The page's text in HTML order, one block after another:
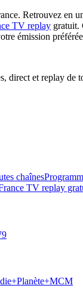
Retrouvez en
TV replay gratuit.
émission
direct et replay de
chaînes
TV replay
Planète+MCM